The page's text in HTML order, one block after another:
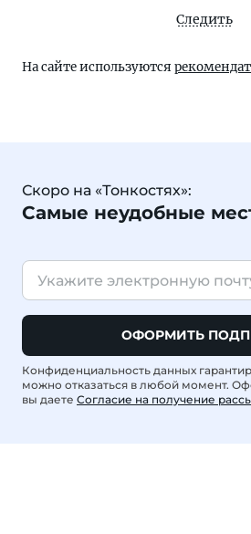
Следить
На сайте используются
Скоро на «Тонкостях»:
Самые неудобные
ОФОРМИТЬ
Конфиденциальность данных
можно отказаться в любой момент.
вы даете Согласие на получение